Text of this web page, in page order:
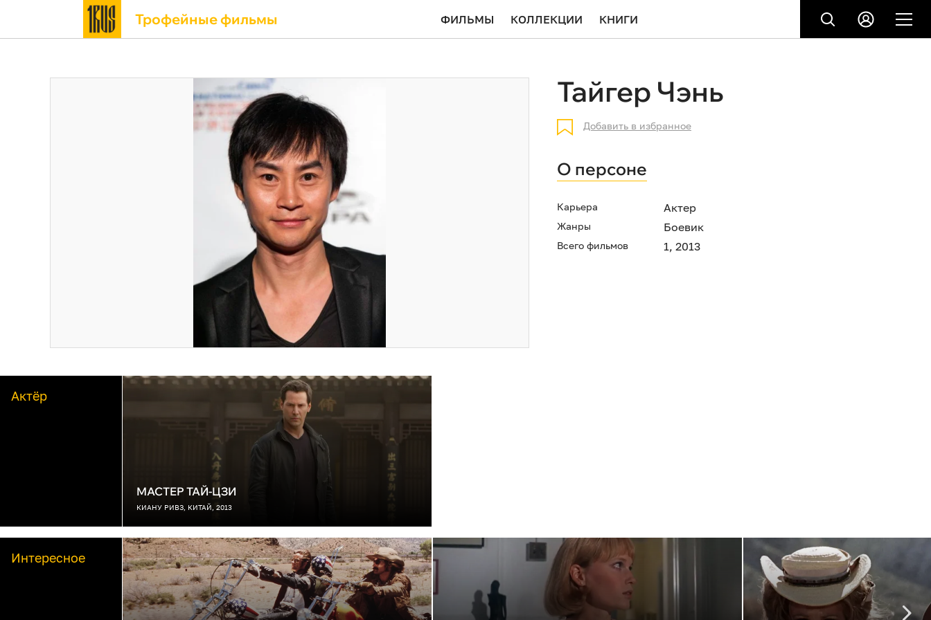
Трофейные фильмы ФИЛЬМЫ КОЛЛЕКЦИИ КНИГИ
Тайгер Чэнь
Добавить в избранное
О персоне
Карьера Актер
Жанры Боевик
Всего фильмов 1, 2013
Актёр
МАСТЕР ТАЙ-ЦЗИ
КИАНУ РИВЗ, КИТАЙ, 2013
Интересное